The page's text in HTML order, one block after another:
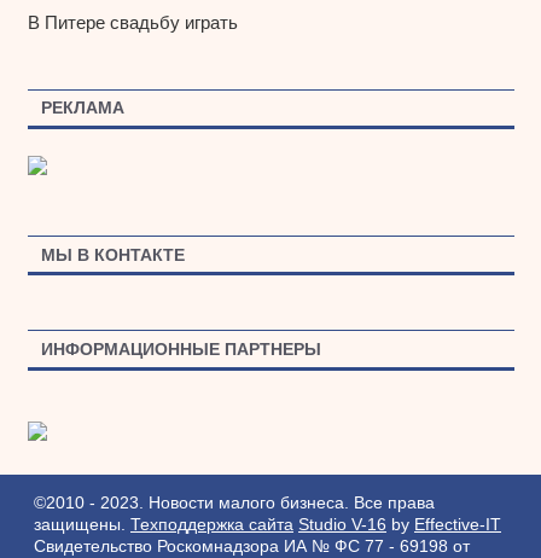
В Питере свадьбу играть
РЕКЛАМА
МЫ В КОНТАКТЕ
ИНФОРМАЦИОННЫЕ ПАРТНЕРЫ
©2010 - 2023. Новости малого бизнеса. Все права
защищены. Техподдержка сайта Studio V-16 by Effective-IT
Свидетельство Роскомнадзора ИА № ФС 77 - 69198 от